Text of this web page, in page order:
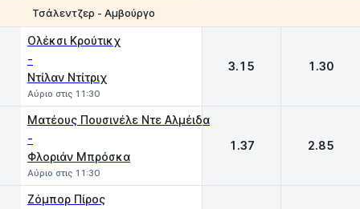
Τσάλεντζερ - Αμβούργο
Ολέκσι Κρούτικχ
-
Ντίλαν Ντίτριχ
Αύριο στις 11:30
3.15 1.30
Ματέους Πουσινέλε Ντε Αλμέιδα
-
Φλοριάν Μπρόσκα
Αύριο στις 11:30
1.37 2.85
Ζόμπορ Πίρος